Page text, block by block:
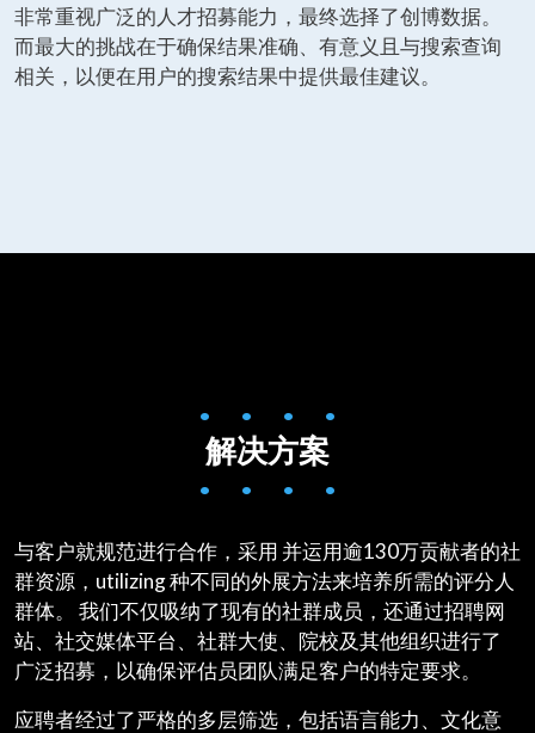
非常重视广泛的人才招募能力，最终选择了创博数据。
而最大的挑战在于确保结果准确、有意义且与搜索查询
相关，以便在用户的搜索结果中提供最佳建议。
• • • •
解决方案
• • • •
与客户就规范进行合作，采用 并运用逾130万贡献者的社
群资源，utilizing 种不同的外展方法来培养所需的评分人
群体。 我们不仅吸纳了现有的社群成员，还通过招聘网
站、社交媒体平台、社群大使、院校及其他组织进行了
广泛招募，以确保评估员团队满足客户的特定要求。
应聘者经过了严格的多层筛选，包括语言能力、文化意